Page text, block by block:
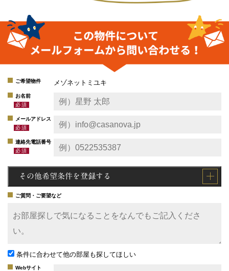
ご希望物件 メゾネットミユキ
お名前
メールアドレス
連絡先電話番号
その他希望条件を登録する
ご質問・ご要望など
条件に合わせて他の部屋も探してほしい
Webサイト